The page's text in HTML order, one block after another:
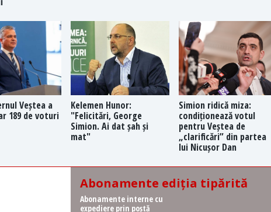
Veștea a
189 de voturi
Kelemen Hunor:
"Felicitări, George
Simion. Ai dat șah și
mat"
Simion ridică miza:
condiționează votul
pentru Veștea de
„clarificări” din partea
lui Nicușor Dan
Abonamente ediția tipărită
Abonamente interne cu
expediere prin poștă